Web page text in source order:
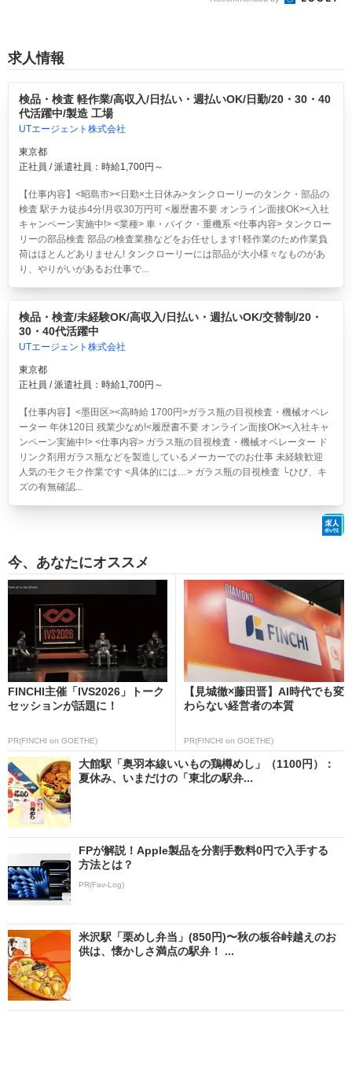
求人情報
検品・検査 軽作業/高収入/日払い・週払いOK/日勤/20・30・40
代活躍中/製造 工場
UTエージェント株式会社
東京都
正社員 / 派遣社員：時給1,700円～
【仕事内容】<昭島市><日勤×土日休み>タンクローリーのタンク・部品の
検査 駅チカ徒歩4分!月収30万円可 <履歴書不要 オンライン面接OK><入社
キャンペーン実施中!> <業種> 車・バイク・重機系 <仕事内容> タンクロー
リーの部品検査 部品の検査業務などをお任せします! 軽作業のため作業負
荷はほとんどありません! タンクローリーには部品が大小様々なものがあ
り、やりがいがあるお仕事で...
検品・検査/未経験OK/高収入/日払い・週払いOK/交替制/20・
30・40代活躍中
UTエージェント株式会社
東京都
正社員 / 派遣社員：時給1,700円～
【仕事内容】<墨田区><高時給 1700円>ガラス瓶の目視検査・機械オペレ
ーター 年休120日 残業少なめ!<履歴書不要 オンライン面接OK><入社キャ
ンペーン実施中!> <仕事内容> ガラス瓶の目視検査・機械オペレーター ド
リンク剤用ガラス瓶などを製造しているメーカーでのお仕事 未経験歓迎
人気のモクモク作業です <具体的には…> ガラス瓶の目視検査 └ひび、キ
ズの有無確認...
今、あなたにオススメ
FINCHI主催「IVS2026」トーク
セッションが話題に！
PR(FINCHI on GOETHE)
【見城徹×藤田晋】AI時代でも変
わらない経営者の本質
PR(FINCHI on GOETHE)
大館駅「奥羽本線いいもの鶏樽めし」（1100円）：
夏休み、いまだけの「東北の駅弁...
FPが解説！Apple製品を分割手数料0円で入手する
方法とは？
PR(Fav-Log)
米沢駅「栗めし弁当」(850円)〜秋の板谷峠越えのお
供は、懐かしさ満点の駅弁！ ...